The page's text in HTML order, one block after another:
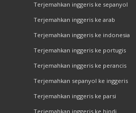
Terjemahkan inggeris ke sepanyol
Terjemahkan inggeris ke arab
Terjemahkan inggeris ke indonesia
Terjemahkan inggeris ke portugis
Terjemahkan inggeris ke perancis
Terjemahkan sepanyol ke inggeris
Terjemahkan inggeris ke parsi
Terjemahkan inggeris ke hindi